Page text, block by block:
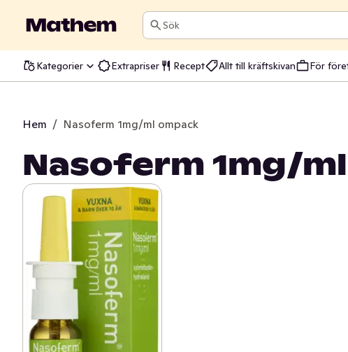
Sök
Kategorier Extrapriser Recept Allt till kräftskivan För
Hem / Nasoferm 1mg/ml ompack
Nasoferm 1mg/